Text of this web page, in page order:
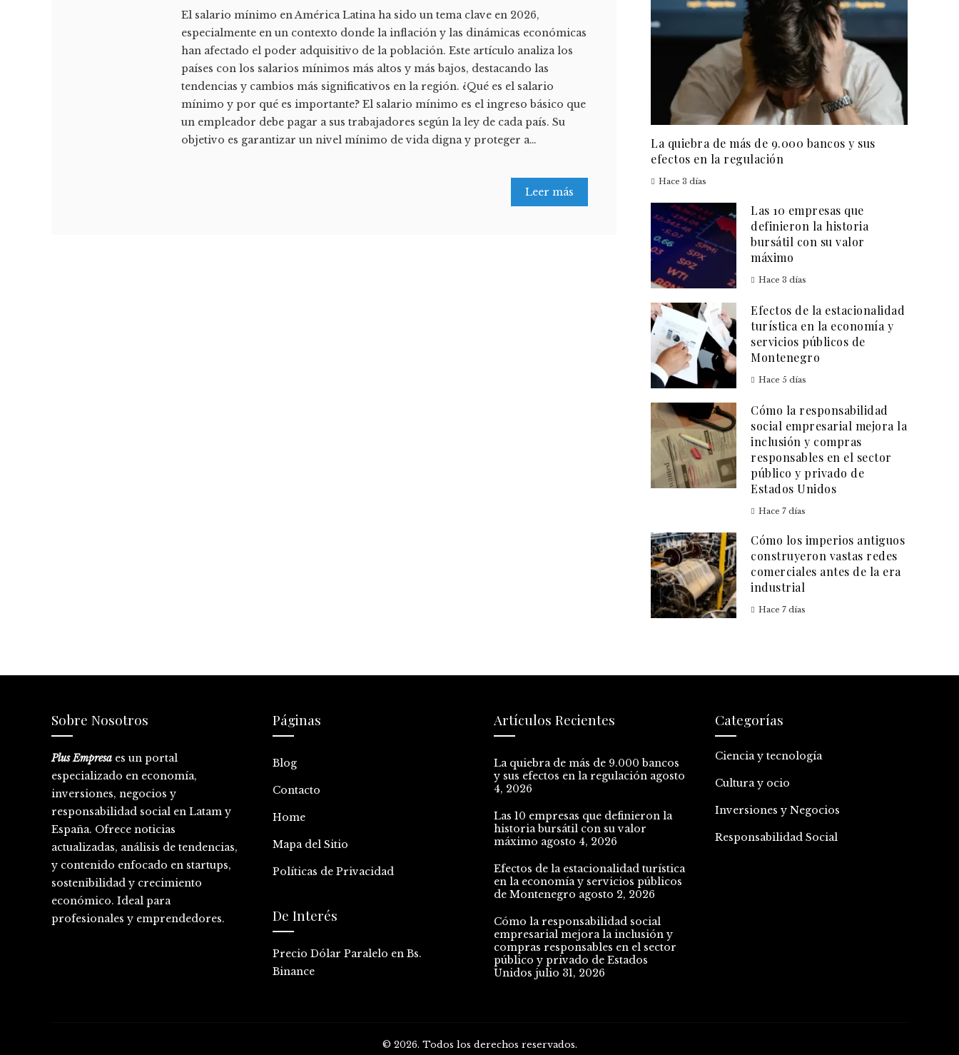
El salario mínimo en América Latina ha sido un tema clave en 2026,
especialmente en un contexto donde la inflación y las dinámicas económicas
han afectado el poder adquisitivo de la población. Este artículo analiza los
países con los salarios mínimos más altos y más bajos, destacando las
tendencias y cambios más significativos en la región. ¿Qué es el salario
mínimo y por qué es importante? El salario mínimo es el ingreso básico que
un empleador debe pagar a sus trabajadores según la ley de cada país. Su
objetivo es garantizar un nivel mínimo de vida digna y proteger a…
Leer más
La quiebra de más de 9.000 bancos y sus
efectos en la regulación
Hace 3 días
Las 10 empresas que
definieron la historia
bursátil con su valor
máximo
Hace 3 días
Efectos de la estacionalidad
turística en la economía y
servicios públicos de
Montenegro
Hace 5 días
Cómo la responsabilidad
social empresarial mejora la
inclusión y compras
responsables en el sector
público y privado de
Estados Unidos
Hace 7 días
Cómo los imperios antiguos
construyeron vastas redes
comerciales antes de la era
industrial
Hace 7 días
Sobre Nosotros
Plus Empresa es un portal
especializado en economía,
inversiones, negocios y
responsabilidad social en Latam y
España. Ofrece noticias
actualizadas, análisis de tendencias,
y contenido enfocado en startups,
sostenibilidad y crecimiento
económico. Ideal para
profesionales y emprendedores.
Páginas
Blog
Contacto
Home
Mapa del Sitio
Políticas de Privacidad
De Interés
Precio Dólar Paralelo en Bs.
Binance
Artículos Recientes
La quiebra de más de 9.000 bancos
y sus efectos en la regulación agosto
4, 2026
Las 10 empresas que definieron la
historia bursátil con su valor
máximo agosto 4, 2026
Efectos de la estacionalidad turística
en la economía y servicios públicos
de Montenegro agosto 2, 2026
Cómo la responsabilidad social
empresarial mejora la inclusión y
compras responsables en el sector
público y privado de Estados
Unidos julio 31, 2026
Categorías
Ciencia y tecnología
Cultura y ocio
Inversiones y Negocios
Responsabilidad Social
© 2026. Todos los derechos reservados.